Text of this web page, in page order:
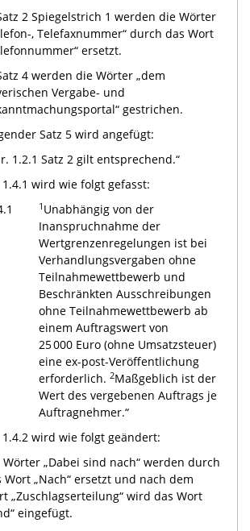
2 Spiegelstrich 1 werden die Wörter
, Telefaxnummer“ durch das Wort
ersetzt.
4 werden die Wörter „dem
Vergabe- und
gestrichen.
Satz 5 wird angefügt:
1.2.1 Satz 2 gilt entsprechend.“
wird wie folgt gefasst:
1 Unabhängig von der
Inanspruchnahme der
Wertgrenzenregelungen ist bei
Verhandlungsvergaben ohne
Teilnahmewettbewerb und
Beschränkten Ausschreibungen
ohne Teilnahmewettbewerb ab
einem Auftragswert von
25 000 Euro (ohne Umsatzsteuer)
eine ex-post-Veröffentlichung
erforderlich. 2Maßgeblich ist der
Wert des vergebenen Auftrags je
Auftragnehmer.“
1.4.2 wird wie folgt geändert:
Wörter „Dabei sind nach“ werden durch
Wort „Nach“ ersetzt und nach dem
„Zuschlagserteilung“ wird das Wort
eingefügt.